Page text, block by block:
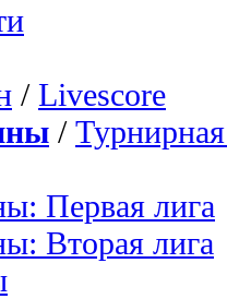
/ Livescore
/
Первая лига
Вторая лига